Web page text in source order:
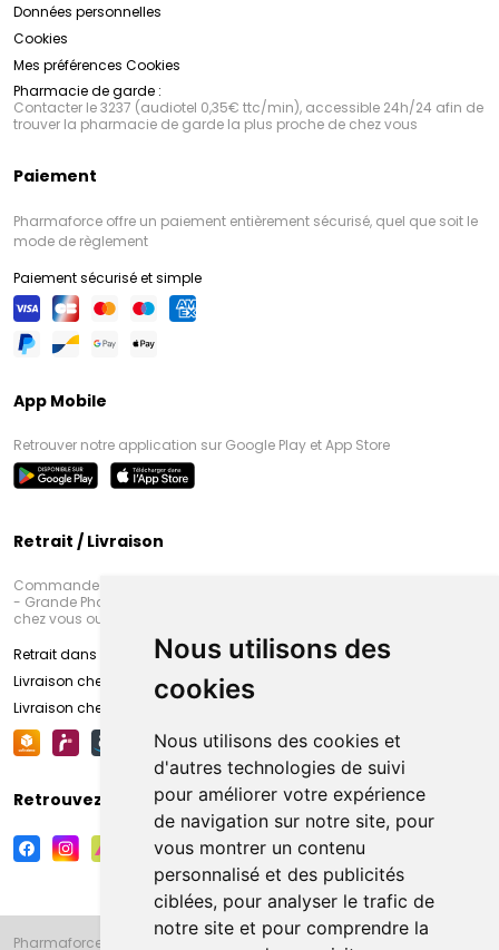
Nous utilisons des
cookies
Nous utilisons des cookies et
d'autres technologies de suivi
pour améliorer votre expérience
de navigation sur notre site, pour
vous montrer un contenu
personnalisé et des publicités
ciblées, pour analyser le trafic de
notre site et pour comprendre la
Données personnelles
Cookies
Mes préférences Cookies
Pharmacie de garde :
Contacter le 3237 (audiotel 0,35€ ttc/min), accessible 24h/24 afin de
trouver la pharmacie de garde la plus proche de chez vous
Paiement
Pharmaforce offre un paiement entièrement sécurisé, quel que soit le
mode de règlement
Paiement sécurisé et simple
App Mobile
Retrouver notre application sur Google Play et App Store
Retrait / Livraison
Commandez en ligne et venez chercher votre commande à Amiens
- Grande Pharmacie d’Amiens (Fachon) ou recevez-là rapidement
chez vous ou en point retrait
Retrait dans la pharmacie d’Amiens
Livraison chez vous
Livraison chez votre commerçant
Retrouvez-nous sur vos réseaux sociaux
Pharmaforce.fr et la Grande Pharmacie d’Amiens vous souhaitent de